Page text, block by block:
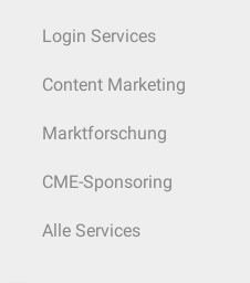
Login Services
Content Marketing
Marktforschung
CME-Sponsoring
Alle Services